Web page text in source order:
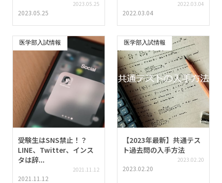
2023.05.25
2023.05.25
2022.03.04
2022.03.04
医学部入試情報
受験生はSNS禁止！？
LINE、Twitter、インス
タは辞...
2021.11.12
2021.11.12
医学部入試情報
【2023年最新】共通テス
ト過去問の入手方法
2023.02.20
2023.02.20